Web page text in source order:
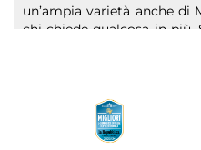
un’ampia varietà anche
chi chiede qualcosa in
su stampanti fotografiche,
Non solo computer,